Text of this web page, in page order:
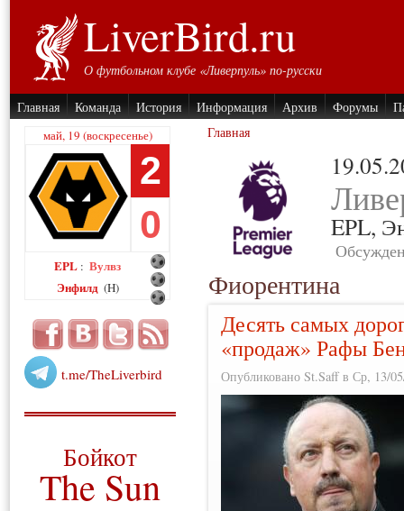
LiverBird.ru
О футбольном клубе «Ливерпуль» по-русски
Главная Команда История Информация Архив Форумы
май, 19 (воскресенье)
2
0
EPL : Вулвз
Энфилд (H)
t.me/TheLiverbird
Бойкот
The Sun
Главная
EPL,
Фиорентина
Десять самых
«продаж» Рафы
Опубликовано St.Saff в Ср, 13/